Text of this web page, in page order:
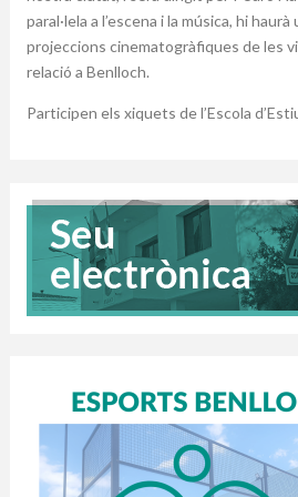
paral·lela a l’escena i la música, hi
projeccions cinematogràfiques de les
relació a Benlloch.
Participen els xiquets de l’Escola